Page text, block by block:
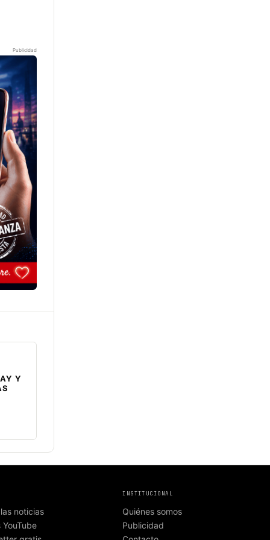
Publicidad
Y
noticias
INSTITUCIONAL
Quiénes somos
Publicidad